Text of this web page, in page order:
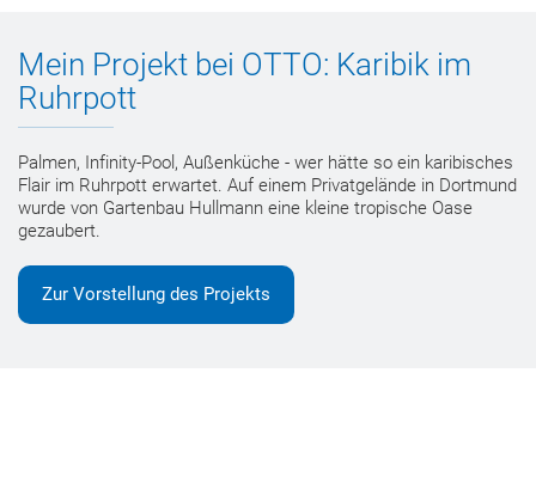
Mein Projekt bei OTTO: Karibik im
Ruhrpott
Palmen, Infinity-Pool, Außenküche - wer hätte so ein karibisches
Flair im Ruhrpott erwartet. Auf einem Privatgelände in Dortmund
wurde von Gartenbau Hullmann eine kleine tropische Oase
gezaubert.
Zur Vorstellung des Projekts